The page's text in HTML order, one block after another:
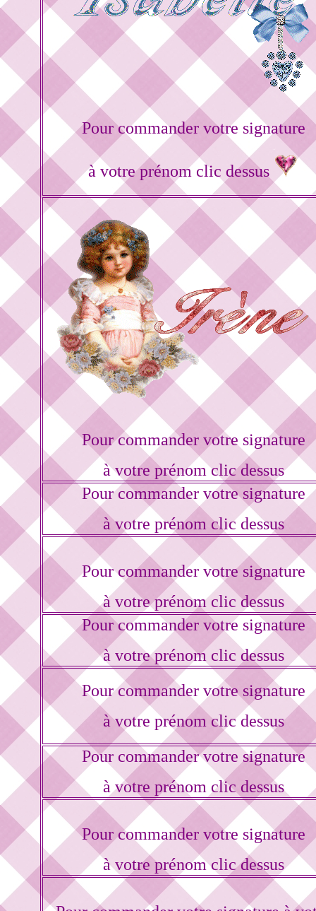
Pour commander votre signature
à votre prénom clic dessus
Pour commander votre signature
à votre prénom clic dessus
Pour commander votre signature
à votre prénom clic dessus
Pour commander votre signature
à votre prénom clic dessus
Pour commander votre signature
à votre prénom clic dessus
Pour commander votre signature
à votre prénom clic dessus
Pour commander votre signature
à votre prénom clic dessus
Pour commander votre signature
à votre prénom clic dessus